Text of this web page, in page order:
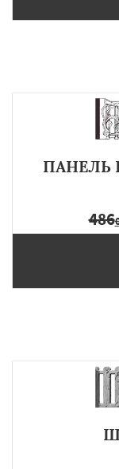
ПАНЕЛЬ
486